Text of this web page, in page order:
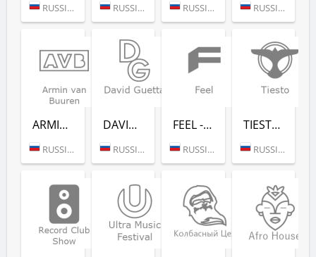
RUSSIA (MOSCOW) RUSSIA (MOSCOW) RUSSIA (MOSCOW) RUSSIA (MOSCOW)
ARMIN VAN BUUREN - RADIO RECORD
RUSSIA (MOSCOW)
DAVID GUETTA - RADIO RECORD
RUSSIA (MOSCOW)
FEEL - RADIO RECORD
RUSSIA (MOSCOW)
TIESTO - RADIO RECORD
RUSSIA (MOSCOW)